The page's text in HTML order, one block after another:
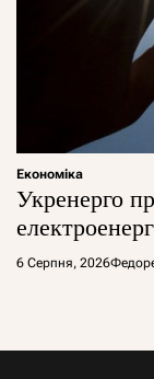
Економіка
Укренерго
6 Серпня, 2026